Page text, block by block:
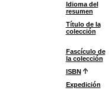
Idioma del
resumen
Título de la
colección
Fascículo de
la colección
ISBN
Expedición